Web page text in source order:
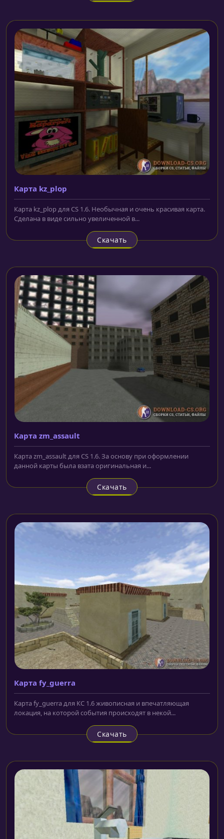
Карта kz_plop
Карта kz_plop для CS 1.6. Необычная и очень красивая карта.
Сделана в виде сильно увеличенной в...
Скачать
Карта zm_assault
Карта zm_assault для CS 1.6. За основу при оформлении
данной карты была взата оригинальная и...
Скачать
Карта fy_guerra
Карта fy_guerra для КС 1.6 живописная и впечатляющая
локация, на которой события происходят в некой...
Скачать